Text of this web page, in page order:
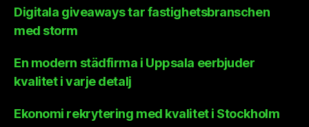
Digitala giveaways tar fastighetsbranschen
med storm
En modern städfirma i Uppsala eerbjuder
kvalitet i varje detalj
Ekonomi rekrytering med kvalitet i Stockholm